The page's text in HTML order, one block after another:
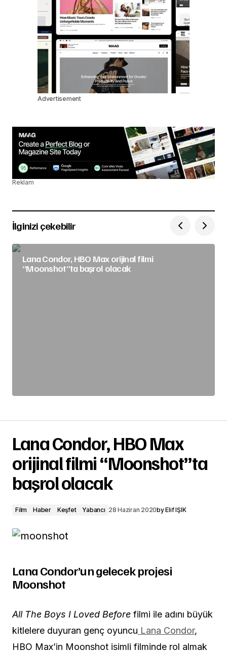
Advertisement
Reklam
İlginizi çekebilir
Lana Condor, HBO Max orijinal filmi
“Moonshot”ta başrol olacak
Lana Condor, HBO Max
orijinal filmi “Moonshot”ta
başrol olacak
Film Haber Keşfet Yabancı 28 Haziran 2020byElif IŞIK
Lana Condor’un gelecek projesi
Moonshot
All The Boys I Loved Before filmi ile adını büyük
kitlelere duyuran genç oyuncu Lana Condor,
HBO Max’in Moonshot isimli filminde rol almak